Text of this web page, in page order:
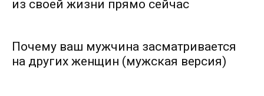
из своей жизни прямо сейчас
Почему ваш мужчина засматривается
на других женщин (мужская версия)